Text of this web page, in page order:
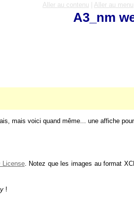
Aller au contenu Aller au menu
A3_nm
mais voici quand même... une affiche
License. Notez que les images au format
!